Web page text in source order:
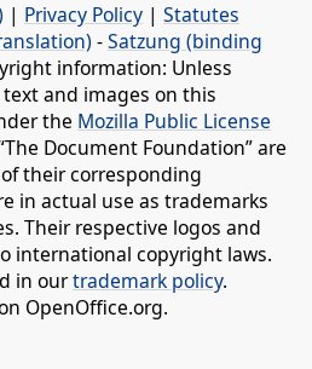
| Privacy Policy | Statutes
-Satzung (binding
information: Unless
and images on this
the Mozilla Public License
Document Foundation” are
their corresponding
in actual use as trademarks
Their respective logos and
international copyright laws.
in ourtrademark policy.
OpenOffice.org.